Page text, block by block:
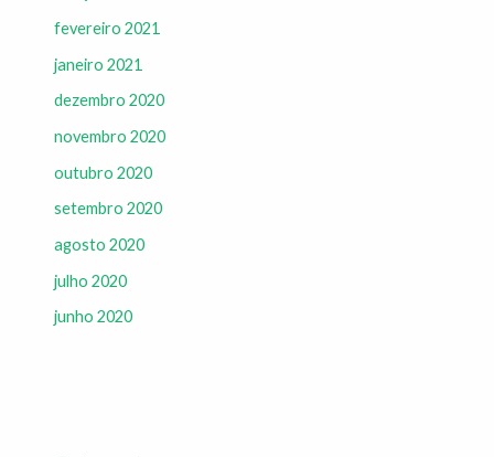
fevereiro 2021
janeiro 2021
dezembro 2020
novembro 2020
outubro 2020
setembro 2020
agosto 2020
julho 2020
junho 2020